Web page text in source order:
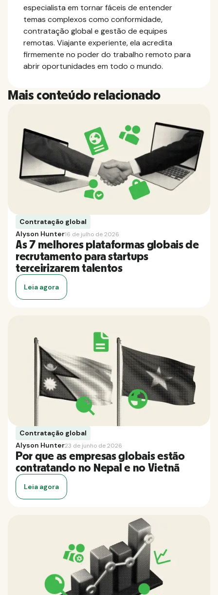
especialista em tornar fáceis de entender
temas complexos como conformidade,
contratação global e gestão de equipes
remotas. Viajante experiente, ela acredita
firmemente no poder do trabalho remoto para
abrir oportunidades em todo o mundo.
Mais conteúdo relacionado
Contratação global
Alyson Hunter16 de julho de 2026
As 7 melhores plataformas globais de
recrutamento para startups
terceirizarem talentos
Leia agora
Contratação global
Alyson Hunter23 de junho de 2026
Por que as empresas globais estão
contratando no Nepal e no Vietnã
Leia agora